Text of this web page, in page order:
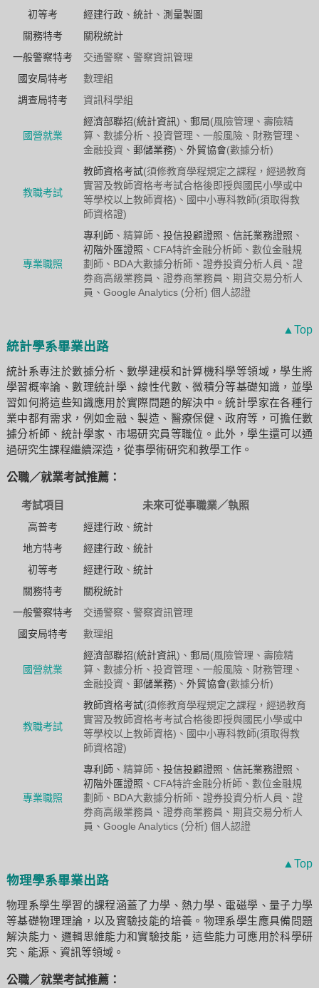
初等考
經建行政、 統計、 測量製圖
關務特考
關稅統計
一般警察特考
交通警察、警察資訊管理
國安局特考
數理組
調查局特考
資訊科學組
國營就業
經濟部聯招(統計資訊)、 郵局(風險管理、壽險精
算、數據分析、投資管理、一般風險、財務管理、
金融投資、 郵儲業務)、 外貿協會(數據分析)
教職考試
教師資格考試(須修教育學程規定之課程，經過教育
實習及教師資格考考試合格後即授與國民小學或中
等學校以上教師資格)、國中小專科教師(須取得教
師資格證)
專業職照
專利師 、精算師、 投信投顧證照 、 信託業務證照 、
初階外匯證照 、CFA特許金融分析師、數位金融規
劃師、BDA大數據分析師、證券投資分析人員、證
券商高級業務員、證券商業務員、期貨交易分析人
員、Google Analytics (分析) 個人認證
▲Top
統計學系畢業出路
統計系專注於數據分析、數學建模和計算機科學等領域，學生將
學習概率論、數理統計學、線性代數、微積分等基礎知識，並學
習如何將這些知識應用於實際問題的解決中。統計學家在各種行
業中都有需求，例如金融、製造、醫療保健、政府等，可擔任數
據分析師、統計學家、市場研究員等職位。此外，學生還可以通
過研究生課程繼續深造，從事學術研究和教學工作。
公職／就業考試推薦：
考試項目 未來可從事職業／執照
高普考 經建行政、 統計
地方特考
經建行政、 統計
初等考
經建行政、 統計
關務特考
關稅統計
一般警察特考
交通警察、警察資訊管理
國安局特考
數理組
國營就業
經濟部聯招(統計資訊)、 郵局(風險管理、壽險精
算、數據分析、投資管理、一般風險、財務管理、
金融投資、 郵儲業務)、 外貿協會(數據分析)
教職考試
教師資格考試(須修教育學程規定之課程，經過教育
實習及教師資格考考試合格後即授與國民小學或中
等學校以上教師資格)、國中小專科教師(須取得教
師資格證)
專業職照
專利師 、精算師、 投信投顧證照 、 信託業務證照 、
初階外匯證照 、CFA特許金融分析師、數位金融規
劃師、BDA大數據分析師、證券投資分析人員、證
券商高級業務員、證券商業務員、期貨交易分析人
員、Google Analytics (分析) 個人認證
▲Top
物理學系畢業出路
物理系學生學習的課程涵蓋了力學、熱力學、電磁學、量子力學
等基礎物理理論，以及實驗技能的培養。物理系學生應具備問題
解決能力、邏輯思維能力和實驗技能，這些能力可應用於科學研
究、能源、資訊等領域。
公職／就業考試推薦：